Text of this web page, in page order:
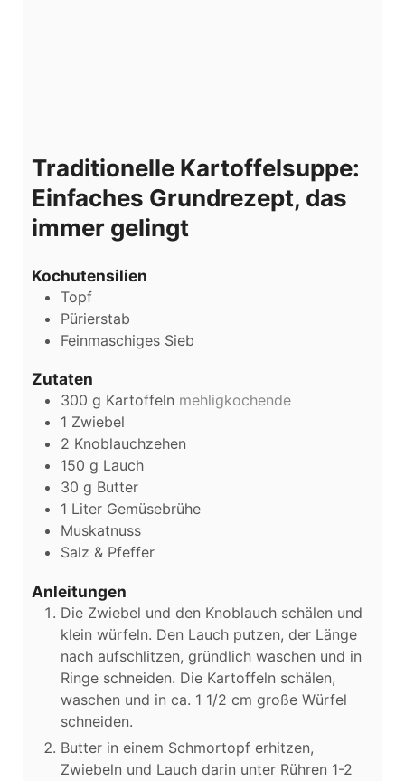
Traditionelle Kartoffelsuppe:
Einfaches Grundrezept, das
immer gelingt
Kochutensilien
Topf
Pürierstab
Feinmaschiges Sieb
Zutaten
300 g Kartoffeln mehligkochende
1 Zwiebel
2 Knoblauchzehen
150 g Lauch
30 g Butter
1 Liter Gemüsebrühe
Muskatnuss
Salz & Pfeffer
Anleitungen
Die Zwiebel und den Knoblauch schälen und
klein würfeln. Den Lauch putzen, der Länge
nach aufschlitzen, gründlich waschen und in
Ringe schneiden. Die Kartoffeln schälen,
waschen und in ca. 1 1/2 cm große Würfel
schneiden.
Butter in einem Schmortopf erhitzen,
Zwiebeln und Lauch darin unter Rühren 1-2